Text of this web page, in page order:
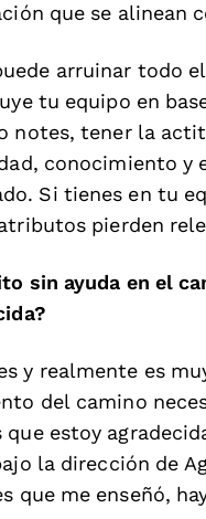
que se alinean
arruinar todo
tu equipo en
notes, tener la
conocimiento y
Si tienes en tu
pierden
sin ayuda en el
y realmente es
del camino
que estoy
la dirección de
que me enseñó,